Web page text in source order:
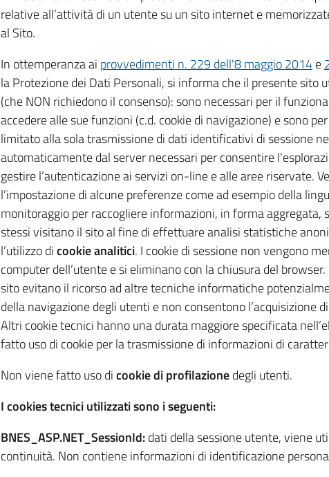
relative all’attività di un utente su un sito internet e
al Sito.
In ottemperanza ai provvedimenti n. 229 dell'8 maggio 2014e
la Protezione dei Dati Personali, si informa che il presente sito
(che NON richiedono il consenso): sono necessari per il
accedere alle sue funzioni (c.d. cookie di navigazione) e sono
limitato alla sola trasmissione di dati identificativi di sessione
automaticamente dal server necessari per consentire
gestire l’autenticazione ai servizi on-line e alle aree riservate.
l’impostazione di alcune preferenze come ad esempio della
monitoraggio per raccogliere informazioni, in forma aggregata,
stessi visitano il sito al fine di effettuare analisi statistiche
l’utilizzo dicookie analitici. I cookie di sessione non vengono
computer dell’utente e si eliminano con la chiusura del
sito evitano il ricorso ad altre tecniche informatiche
della navigazione degli utenti e non consentono l’acquisizione
Altri cookie tecnici hanno una durata maggiore specificata
fatto uso di cookie per la trasmissione di informazioni di
Non viene fatto uso dicookie di profilazionedegli utenti.
I cookies tecnici utilizzati sono i seguenti:
BNES_ASP.NET_SessionId:dati della sessione utente, viene
continuità. Non contiene informazioni di identificazione